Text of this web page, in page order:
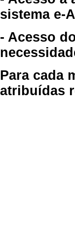
sistema e-
- Acesso
Para cada
atribuídas